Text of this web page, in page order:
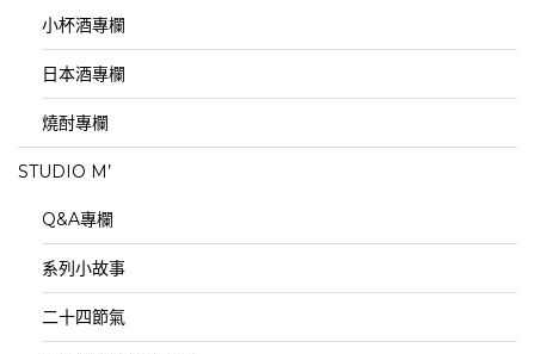
小杯酒專欄
日本酒專欄
燒酎專欄
STUDIO M’
Q&A專欄
系列小故事
二十四節氣